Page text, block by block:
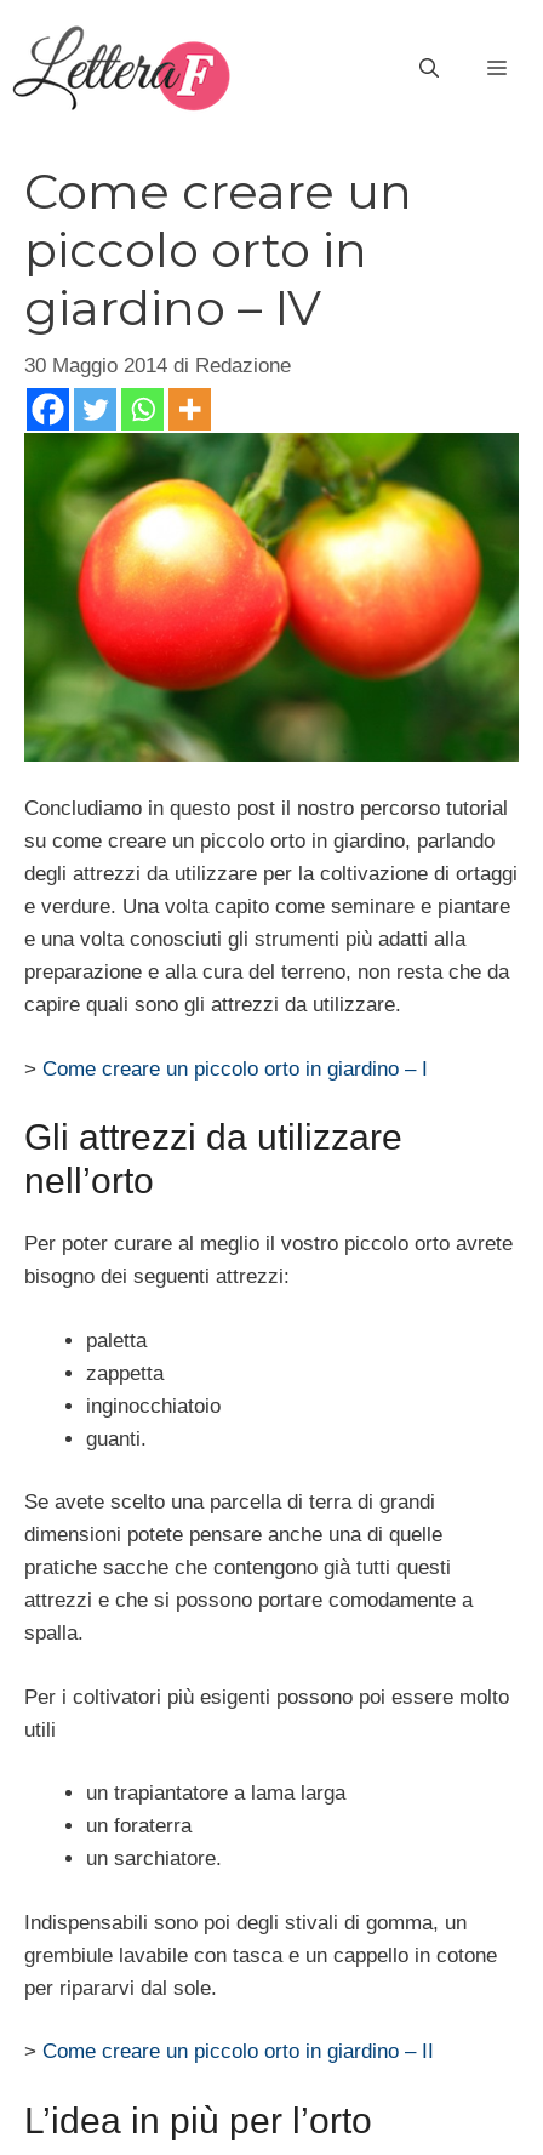
contenuto
Come creare un
piccolo orto in
giardino – IV
30 Maggio 2014 di Redazione
Concludiamo in questo post il nostro percorso tutorial
su come creare un piccolo orto in giardino, parlando
degli attrezzi da utilizzare per la coltivazione di ortaggi
e verdure. Una volta capito come seminare e piantare
e una volta conosciuti gli strumenti più adatti alla
preparazione e alla cura del terreno, non resta che da
capire quali sono gli attrezzi da utilizzare.
> Come creare un piccolo orto in giardino – I
Gli attrezzi da utilizzare
nell’orto
Per poter curare al meglio il vostro piccolo orto avrete
bisogno dei seguenti attrezzi:
paletta
zappetta
inginocchiatoio
guanti.
Se avete scelto una parcella di terra di grandi
dimensioni potete pensare anche una di quelle
pratiche sacche che contengono già tutti questi
attrezzi e che si possono portare comodamente a
spalla.
Per i coltivatori più esigenti possono poi essere molto
utili
un trapiantatore a lama larga
un foraterra
un sarchiatore.
Indispensabili sono poi degli stivali di gomma, un
grembiule lavabile con tasca e un cappello in cotone
per ripararvi dal sole.
> Come creare un piccolo orto in giardino – II
L’idea in più per l’orto